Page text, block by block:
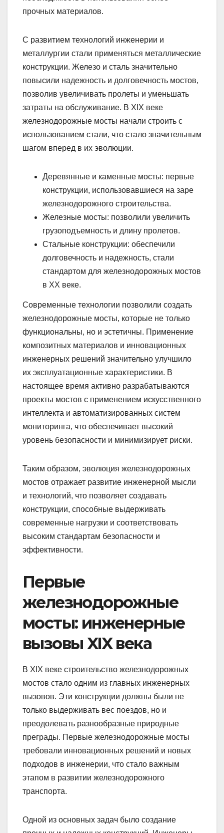
прочных материалов.
С развитием технологий инженерии и
металлургии стали применяться металлические
конструкции. Железо и сталь значительно
повысили надежность и долговечность мостов,
позволив увеличивать пролеты и уменьшать
затраты на обслуживание. В XIX веке
железнодорожные мосты начали строить с
использованием стали, что стало значительным
шагом вперед в их эволюции.
Деревянные и каменные мосты: первые
конструкции, использовавшиеся на заре
железнодорожного строительства.
Железные мосты: позволили увеличить
грузоподъемность и длину пролетов.
Стальные конструкции: обеспечили
долговечность и надежность, стали
стандартом для железнодорожных мостов
в XX веке.
Современные технологии позволили создать
железнодорожные мосты, которые не только
функциональны, но и эстетичны. Применение
композитных материалов и инновационных
инженерных решений значительно улучшило
их эксплуатационные характеристики. В
настоящее время активно разрабатываются
проекты мостов с применением искусственного
интеллекта и автоматизированных систем
мониторинга, что обеспечивает высокий
уровень безопасности и минимизирует риски.
Таким образом, эволюция железнодорожных
мостов отражает развитие инженерной мысли
и технологий, что позволяет создавать
конструкции, способные выдерживать
современные нагрузки и соответствовать
высоким стандартам безопасности и
эффективности.
Первые
железнодорожные
мосты: инженерные
вызовы XIX века
В XIX веке строительство железнодорожных
мостов стало одним из главных инженерных
вызовов. Эти конструкции должны были не
только выдерживать вес поездов, но и
преодолевать разнообразные природные
преграды. Первые железнодорожные мосты
требовали инновационных решений и новых
подходов в инженерии, что стало важным
этапом в развитии железнодорожного
транспорта.
Одной из основных задач было создание